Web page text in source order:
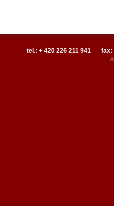
tel.: + 420 226 211 941
fax: